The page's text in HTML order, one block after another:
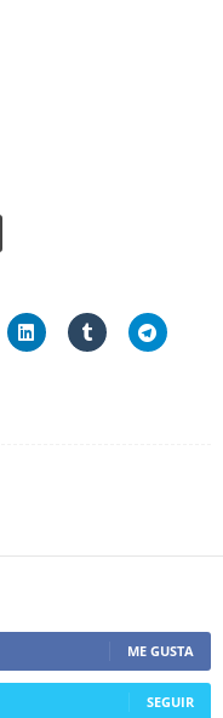
ME GUSTA
SEGUIR